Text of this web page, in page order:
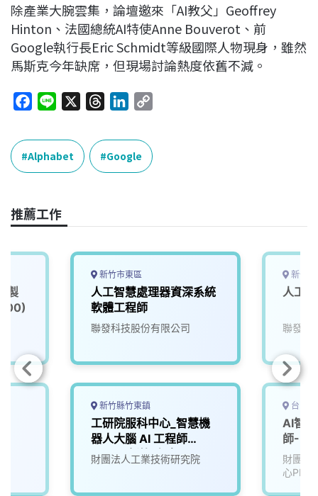
除產業大腕雲集，論壇邀來「AI教父」Geoffrey
Hinton、法國總統AI特使Anne Bouverot、前
Google執行長Eric Schmidt等級國際人物現身，雖然
馬斯克今年缺席，但現場討論熱度依舊不減。
c
e
b
o
k
n
e
r
e
a
n
k
e
n
k
Alphabet Google
推薦工作
製
新竹市東區
人工智慧處理器資深系統
軟體工程師
聯發科技股份有限公司
新竹縣竹東鎮
工研院服科中心_智慧機
器人大腦 AI 工程師
(A000新竹/台南)
財團法人工業技術研究院
新竹
人工
聯發科
台中
AI智
師-
財團法
心PMC